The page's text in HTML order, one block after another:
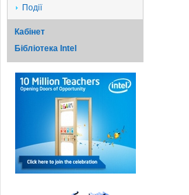
Події
Кабінет
Бібліотека Intel